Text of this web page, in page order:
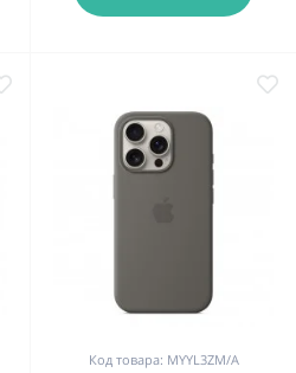
Код товара: MYYL3ZM/A